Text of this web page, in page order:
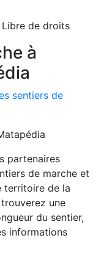
de droits
à
sentiers de
partenaires
de marche et
territoire de la
une
du sentier,
informations